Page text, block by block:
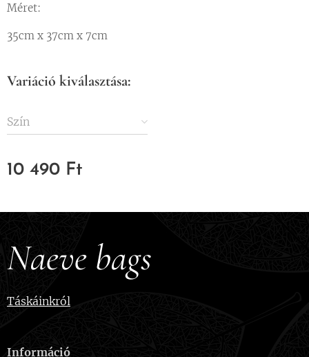
Méret:
35cm x 37cm x 7cm
Variáció kiválasztása:
Szín
10 490 Ft
Naeve bags
Táskáinkról
Információ